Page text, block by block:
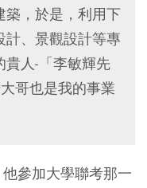
築，於是，利用下
計、景觀設計等專
貴人-「李敏輝先
哥也是我的事業
參加大學聯考那一